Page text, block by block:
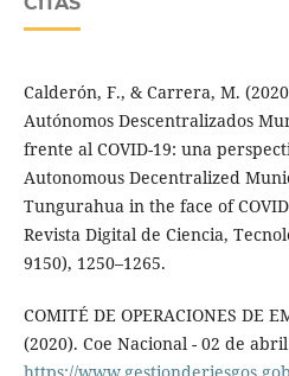
Calderón, F., & Carrera, M.
Autónomos Descentralizados
frente al COVID-19: una
Autonomous Decentralized
Tungurahua in the face of
Revista Digital de Ciencia,
9150), 1250–1265.
COMITÉ DE OPERACIONES DE
(2020). Coe Nacional - 02 de